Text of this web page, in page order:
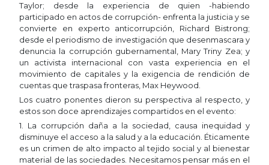
Taylor; desde la experiencia de quien -habiendo
participado en actos de corrupción- enfrenta la justicia y se
convierte en experto anticorrupción, Richard Bistrong;
desde el periodismo de investigación que desenmascara y
denuncia la corrupción gubernamental, Mary Triny Zea; y
un activista internacional con vasta experiencia en el
movimiento de capitales y la exigencia de rendición de
cuentas que traspasa fronteras, Max Heywood.
Los cuatro ponentes dieron su perspectiva al respecto, y
estos son doce aprendizajes compartidos en el evento:
1. La corrupción daña a la sociedad, causa inequidad y
disminuye el acceso a la salud y a la educación. Éticamente
es un crimen de alto impacto al tejido social y al bienestar
material de las sociedades. Necesitamos pensar más en el